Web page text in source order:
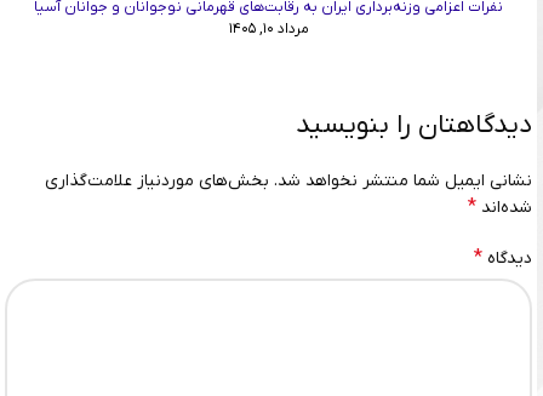
نفرات اعزامی وزنه‌برداری ایران به رقابت‌های قهرمانی نوجوانان و جوانان آسیا
مرداد ۱۰, ۱۴۰۵
دیدگاهتان را بنویسید
نشانی ایمیل شما منتشر نخواهد شد. بخش‌های موردنیاز علامت‌گذاری
شده‌اند *
دیدگاه *